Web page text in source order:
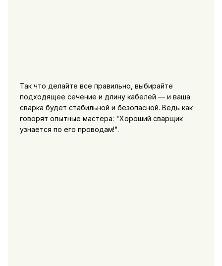
Так что делайте все правильно, выбирайте
подходящее сечение и длину кабелей — и ваша
сварка будет стабильной и безопасной. Ведь как
говорят опытные мастера: "Хороший сварщик
узнается по его проводам!".